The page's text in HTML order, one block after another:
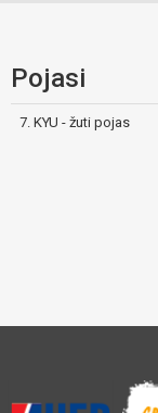
Pojasi
7. KYU - žuti pojas